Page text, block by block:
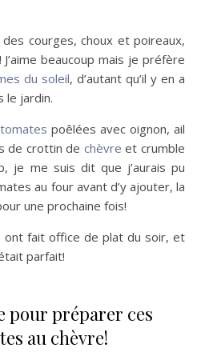
courges, choux et poireaux,
beaucoup mais je préfère
du soleil, d’autant qu’il y en a
le jardin.
tomates poêlées avec oignon, ail
de crottin de chèvre et crumble
je me suis dit que j’aurais pu
au four avant d’y ajouter, la
une prochaine fois!
ont fait office de plat du soir, et
parfait!
pour préparer ces
au chèvre!